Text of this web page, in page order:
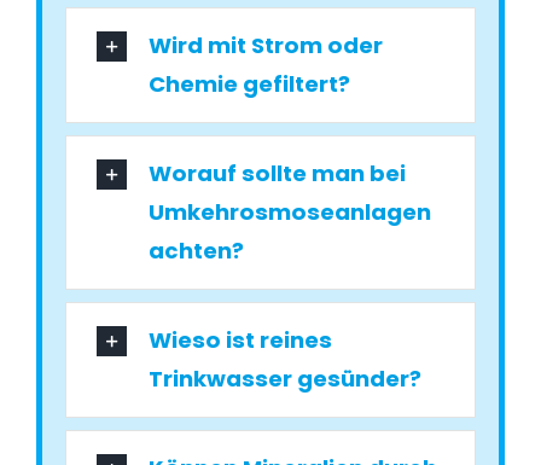
Wird mit Strom oder
Chemie gefiltert?
Worauf sollte man bei
Umkehrosmoseanlagen
achten?
Wieso ist reines
Trinkwasser gesünder?